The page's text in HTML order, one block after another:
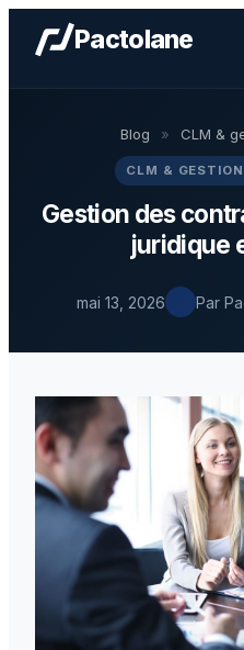
Pactolane
Blog » CLM &
CLM &
Gestion des
juridique
mai 13, 2026 Par